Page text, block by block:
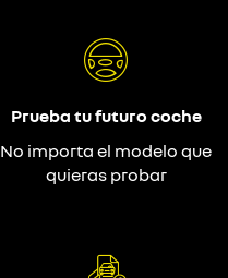
Prueba tu futuro coche
No importa el modelo que
quieras probar